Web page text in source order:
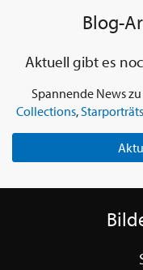
Blog-
Aktuell gibt es
Spannende News
Collections,Starporträts